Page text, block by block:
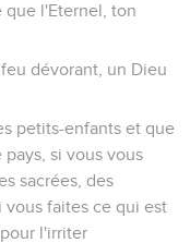
que l'Eternel, ton
dévorant, un Dieu
petits-enfants et que
si vous vous
sacrées, des
vous faites ce qui est
l'irriter